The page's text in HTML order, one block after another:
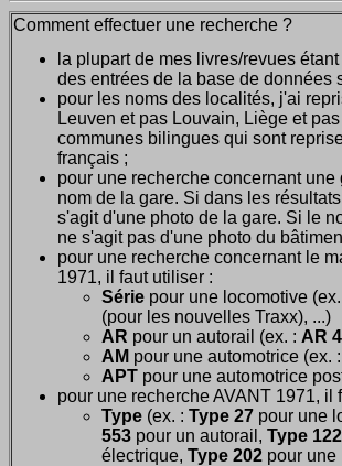
Comment effectuer une recherche ?
la plupart de mes livres/revues
des entrées de la base de données
pour les noms des localités, j'ai
Leuven et pas Louvain, Liège et
communes bilingues qui sont
français ;
pour une recherche concernant une
nom de la gare. Si dans les
s'agit d'une photo de la gare. Si le
ne s'agit pas d'une photo du
pour une recherche concernant le
1971, il faut utiliser :
Série pour une locomotive (ex.
(pour les nouvelles Traxx), ...)
AR pour un autorail (ex. : AR
AM pour une automotrice (ex. :
APT pour une automotrice
pour une recherche AVANT 1971, il
Type (ex. : Type 27 pour une
553 pour un autorail, Type 122
électrique, Type 202 pour une